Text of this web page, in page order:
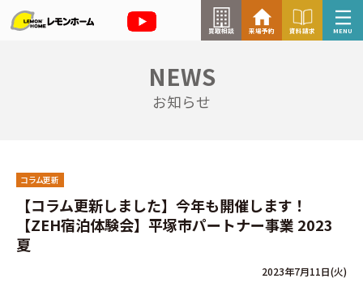
買取相談 来場予約 資料請求 MENU
来場予約はこちら
資料請求はこちら
NEWS
お知らせ
コラム更新
【コラム更新しました】今年も開催します！
【ZEH宿泊体験会】平塚市パートナー事業 2023
夏
2023年7月11日(火)